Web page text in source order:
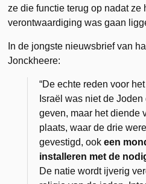
ze die functie terug op nadat ze
verontwaardiging was gaan
In de jongste nieuwsbrief van
Jonckheere:
“De echte reden voor
Israël was niet de
geven, maar het diende
plaats, waar de drie
gevestigd, ookeen
installeren met de
De natie wordt ijverig